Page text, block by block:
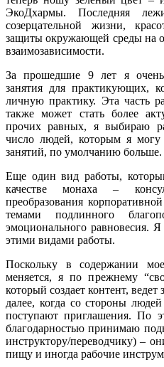
ЭкоДхармы. Последняя
созерцательной жизни,
защиты окружающей среды на
взаимозависимости.
За прошедшие 9 лет я
занятия для практикующих,
личную практику. Эта часть
также может стать более
прочих равных, я выбираю
число людей, которым я
занятий, по умолчанию больше.
Еще один вид работы,
качестве монаха –
преобразования
темами подлинного
эмоционального равновесия.
этими видами работы.
Поскольку в содержании
меняется, я по прежнему
который создает контент,
далее, когда со стороны
поступают приглашения. По
благодарностью принимаю
инструктору/переводчику) –
пищу и иногда рабочие